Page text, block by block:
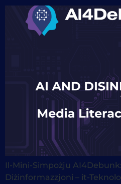
Il-Mini-Simpożju
Diżinformazzjoni – it-